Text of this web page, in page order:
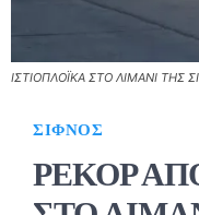
ΙΣΤΙΟΠΛΟΪΚΑ ΣΤΟ ΛΙΜΑΝΙ ΤΗΣ
ΣΊΦΝΟΣ
ΡΕΚΟΡ